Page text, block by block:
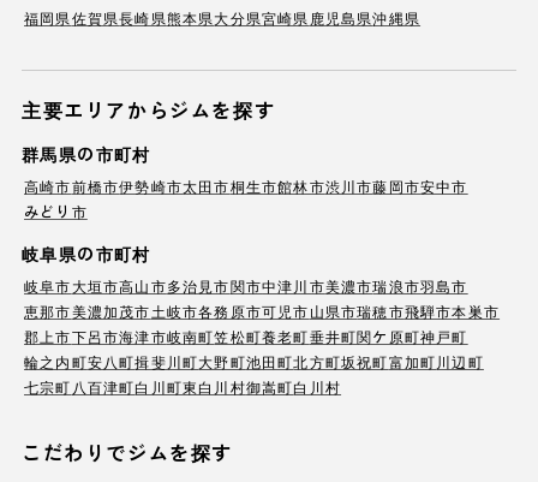
福岡県佐賀県長崎県熊本県大分県宮崎県 鹿児島県沖縄県
主要エリアからジムを探す
群馬県の市町村
高崎市前橋市伊勢崎市太田市桐生市館林市渋川市藤岡市安中市
みどり市
岐阜県の市町村
岐阜市大垣市高山市多治見市関市中津川市美濃市瑞浪市羽島市
恵那市美濃加茂市土岐市各務原市可児市山県市瑞穂市飛騨市本巣市
郡上市下呂市海津市岐南町笠松町養老町垂井町関ケ原町神戸町
輪之内町安八町揖斐川町大野町池田町北方町坂祝町富加町川辺町
七宗町 八百津町白川町東白川村御嵩町白川村
こだわりでジムを探す